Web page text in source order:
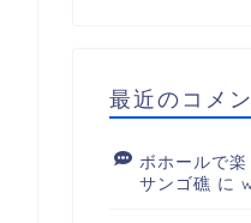
最近のコメ
ボホールで
サンゴ礁 に